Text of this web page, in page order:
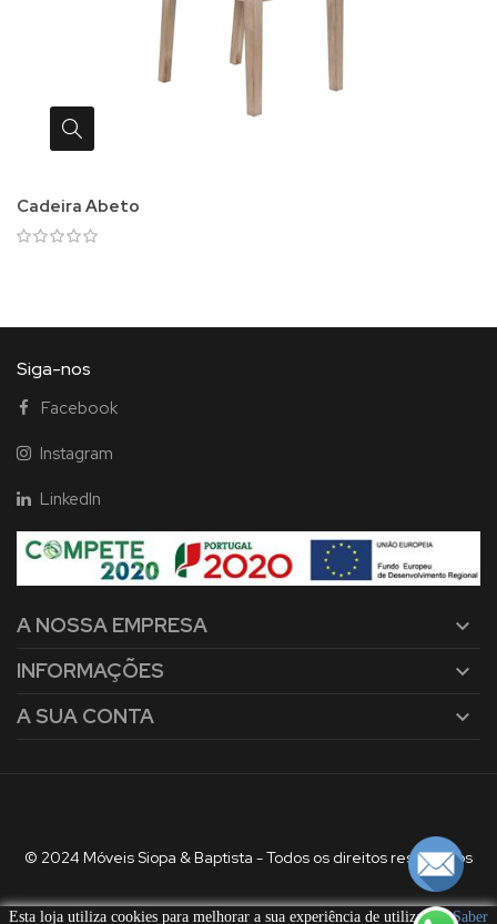
Cadeira Abeto
Siga-nos
Facebook
Instagram
LinkedIn
A NOSSA EMPRESA 
INFORMAÇÕES 
A SUA CONTA 
Esta loja utiliza cookies para melhorar a sua experiência de utilização.Saber
© 2024 Móveis Siopa & Baptista - Todos os direitos reservados